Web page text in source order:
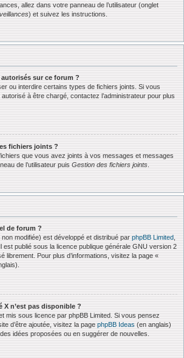
allez dans votre panneau de l’utilisateur (onglet
) et suivez les instructions.
sur ce forum ?
ou interdire certains types de fichiers joints. Si vous
à être chargé, contactez l’administrateur pour plus
fichiers joints ?
que vous avez joints à vos messages et messages
de l’utilisateur puis Gestion des fichiers joints
de forum ?
modifiée) est développé et distribué par phpBB Limited
est publié sous la licence publique générale GNU version 2
librement. Pour plus d’informations, visitez la page «
n’est pas disponible ?
mis sous licence par phpBB Limited. Si vous pensez
d’être ajoutée, visitez la page phpBB Ideas (en anglais)
idées proposées ou en suggérer de nouvelles.